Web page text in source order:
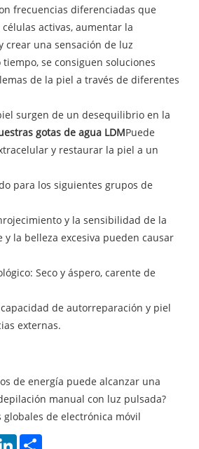
frecuencias diferenciadas que
activas, aumentar la
crear una sensación de luz
se consiguen soluciones
de la piel a través de diferentes
surgen de un desequilibrio en la
gotas de agua LDMPuede
y restaurar la piel a un
para los siguientes grupos de
y la sensibilidad de la
y la belleza excesiva pueden causar
Seco y áspero, carente de
de autorreparación y piel
externas.
de energía puede alcanzar una
manual con luz pulsada?
globales de electrónica móvil
LinkedIn